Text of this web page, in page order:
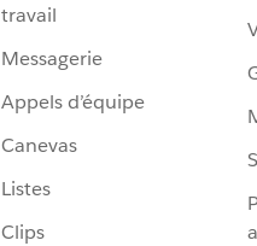
travail
Messagerie
Appels d’équipe
Canevas
Listes
Clips